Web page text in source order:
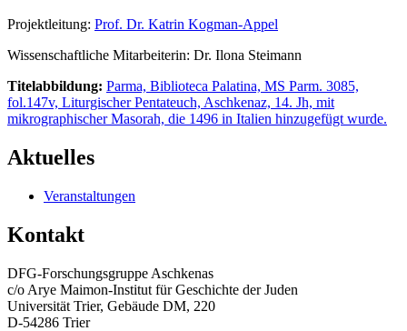
Projektleitung: Prof. Dr. Katrin Kogman-Appel
Wissenschaftliche Mitarbeiterin: Dr. Ilona Steimann
Titelabbildung: Parma, Biblioteca Palatina, MS Parm. 3085,
fol.147v, Liturgischer Pentateuch, Aschkenaz, 14. Jh, mit
mikrographischer Masorah, die 1496 in Italien hinzugefügt wurde.
Aktuelles
Veranstaltungen
Kontakt
DFG-Forschungsgruppe Aschkenas
c/o Arye Maimon-Institut für Geschichte der Juden
Universität Trier, Gebäude DM, 220
D-54286 Trier